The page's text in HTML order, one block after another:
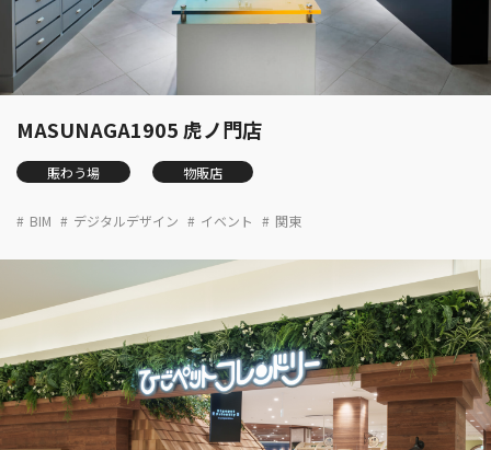
MASUNAGA1905 虎ノ門店
賑わう場 物販店
BIM デジタルデザイン イベント 関東